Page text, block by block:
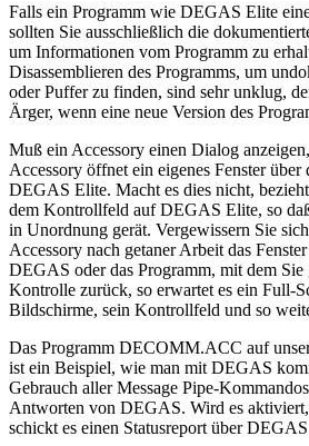
Falls ein Programm wie DEGAS Elite
sollten Sie ausschließlich die
um Informationen vom Programm zu
Disassemblieren des Programms, um
oder Puffer zu finden, sind sehr unklug,
Ärger, wenn eine neue Version des
Muß ein Accessory einen Dialog
Accessory öffnet ein eigenes Fenster
DEGAS Elite. Macht es dies nicht,
dem Kontrollfeld auf DEGAS Elite, so
in Unordnung gerät. Vergewissern Sie
Accessory nach getaner Arbeit das
DEGAS oder das Programm, mit dem Sie
Kontrolle zurück, so erwartet es ein Full-
Bildschirme, sein Kontrollfeld und so
Das Programm DECOMM.ACC auf
ist ein Beispiel, wie man mit DEGAS
Gebrauch aller Message Pipe-
Antworten von DEGAS. Wird es
schickt es einen Statusreport über